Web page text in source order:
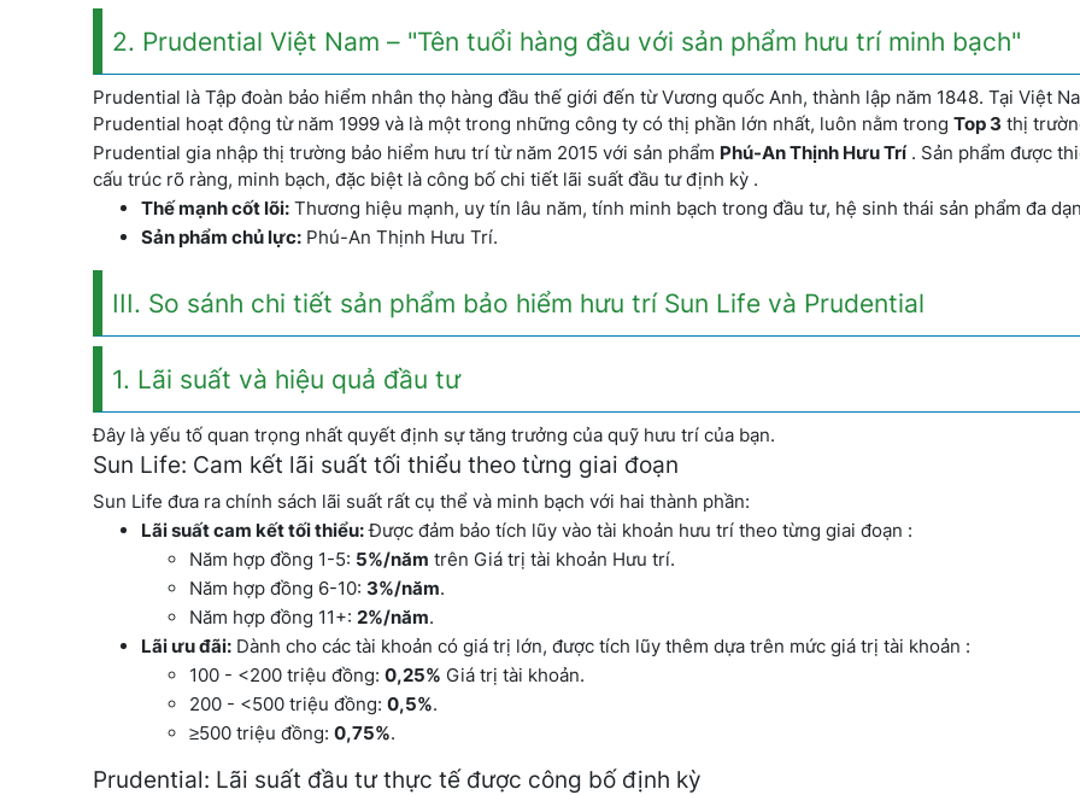
2. Prudential Việt Nam – "Tên tuổi hàng đầu với sản phẩm hưu trí minh bạch"
Prudential là Tập đoàn bảo hiểm nhân thọ hàng đầu thế giới đến từ Vương quốc Anh, thành lập năm 1848. Tại Việt
Prudential hoạt động từ năm 1999 và là một trong những công ty có thị phần lớn nhất, luôn nằm trong Top 3 thị
Prudential gia nhập thị trường bảo hiểm hưu trí từ năm 2015 với sản phẩm Phú-An Thịnh Hưu Trí. Sản phẩm được
cấu trúc rõ ràng, minh bạch, đặc biệt là công bố chi tiết lãi suất đầu tư định kỳ .
Thế mạnh cốt lõi: Thương hiệu mạnh, uy tín lâu năm, tính minh bạch trong đầu tư, hệ sinh thái sản phẩm đa
Sản phẩm chủ lực: Phú-An Thịnh Hưu Trí.
III. So sánh chi tiết sản phẩm bảo hiểm hưu trí Sun Life và Prudential
1. Lãi suất và hiệu quả đầu tư
Đây là yếu tố quan trọng nhất quyết định sự tăng trưởng của quỹ hưu trí của bạn.
Sun Life: Cam kết lãi suất tối thiểu theo từng giai đoạn
Sun Life đưa ra chính sách lãi suất rất cụ thể và minh bạch với hai thành phần:
Lãi suất cam kết tối thiểu:Được đảm bảo tích lũy vào tài khoản hưu trí theo từng giai đoạn :
Năm hợp đồng 1-5: 5%/năm trên Giá trị tài khoản Hưu trí.
Năm hợp đồng 6-10: 3%/năm.
Năm hợp đồng 11+: 2%/năm.
Lãi ưu đãi: Dành cho các tài khoản có giá trị lớn, được tích lũy thêm dựa trên mức giá trị tài khoản :
100 - <200 triệu đồng: 0,25% Giá trị tài khoản.
200 - <500 triệu đồng: 0,5%.
≥500 triệu đồng: 0,75%.
Prudential: Lãi suất đầu tư thực tế được công bố định kỳ